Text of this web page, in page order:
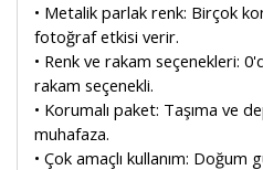
• Metalik parlak renk: Birçok
fotoğraf etkisi verir.
• Renk ve rakam seçenekleri:
rakam seçenekli.
• Korumalı paket: Taşıma ve
muhafaza.
• Çok amaçlı kullanım: Doğum